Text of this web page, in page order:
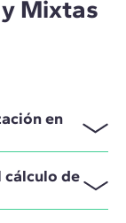
Mixtas
en
cálculo de